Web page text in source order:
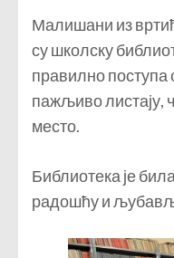
Малишани из
су школску
правилно поступа
пажљиво листају,
место.
Библиотека је
радошћу и